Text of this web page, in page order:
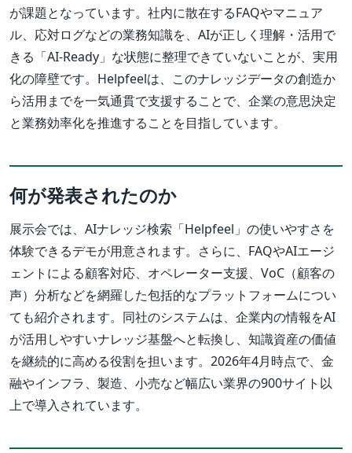
が課題となっています。社内に散在するFAQやマニュア
ル、応対ログなどの業務知識を、AIが正しく理解・活用で
きる「AI-Ready」な状態に整理できていないことが、実用
化の障壁です。Helpfeelは、このナレッジデータの創造か
ら活用までを一気通貫で支援することで、企業の意思決定
と業務効率化を推進することを目指しています。
何が発表されたのか
展示会では、AIナレッジ検索「Helpfeel」の使いやすさを
体験できるデモが用意されます。さらに、FAQやAIエージ
ェントによる顧客対応、オペレーター支援、VoC（顧客の
声）分析などを網羅した包括的なプラットフォームについ
ても紹介されます。同社のシステムは、企業内の情報をAI
が活用しやすいナレッジ基盤へと転換し、知識資産の価値
を継続的に高める役割を担います。2026年4月時点で、金
融やインフラ、製造、小売など幅広い業界の900サイト以
上で導入されています。